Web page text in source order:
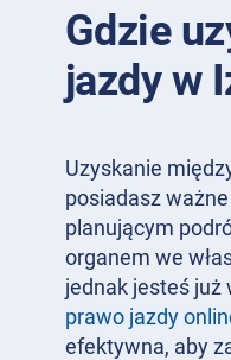
Gdzie
jazdy w
Uzyskanie
posiadasz ważne
planującym
organem we
jednak jesteś już
prawo jazdy
efektywna, aby